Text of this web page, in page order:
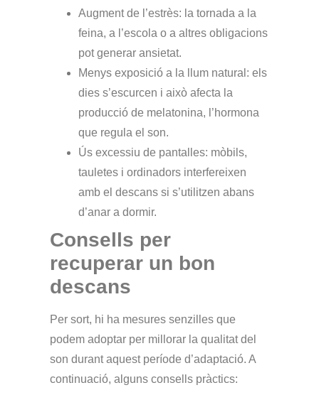
Augment de l’estrès: la tornada a la
feina, a l’escola o a altres obligacions
pot generar ansietat.
Menys exposició a la llum natural: els
dies s’escurcen i això afecta la
producció de melatonina, l’hormona
que regula el son.
Ús excessiu de pantalles: mòbils,
tauletes i ordinadors interfereixen
amb el descans si s’utilitzen abans
d’anar a dormir.
Consells per
recuperar un bon
descans
Per sort, hi ha mesures senzilles que
podem adoptar per millorar la qualitat del
son durant aquest període d’adaptació. A
continuació, alguns consells pràctics: